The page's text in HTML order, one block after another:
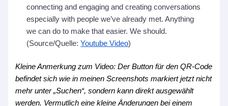
connecting and engaging and creating conversations
especially with people we’ve already met. Anything
we can do to make that easier. We should.
(Source/Quelle:Youtube Video)
Kleine Anmerkung zum Video: Der Button für den QR-Code
befindet sich wie in meinen Screenshots markiert jetzt nicht
mehr unter „Suchen“, sondern kann direkt ausgewählt
werden. Vermutlich eine kleine Änderungen bei einem